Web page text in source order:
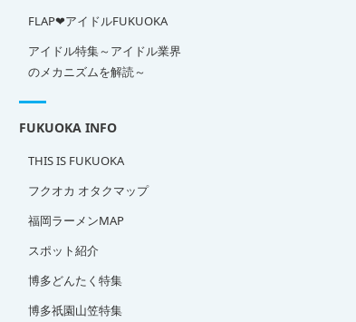
FLAP❤アイドルFUKUOKA
アイドル特集～アイドル業界
のメカニズムを解読～
FUKUOKA INFO
THIS IS FUKUOKA
フクオカ オタクマップ
福岡ラーメンMAP
スポット紹介
博多どんたく特集
博多祇園山笠特集